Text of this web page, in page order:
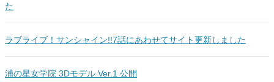
た
ラブライブ！サンシャイン!!7話にあわせてサイト更新しました
浦の星女学院 3Dモデル Ver.1 公開